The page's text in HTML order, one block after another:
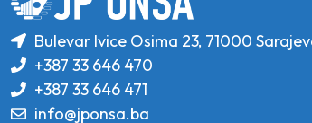
Bulevar Ivice Osima 23, 71000
+387 33 646 470
+387 33 646 471
info@jponsa.ba